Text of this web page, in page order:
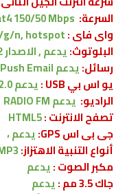
السرعة: 150/50 Mbps
واى فاى :g/n, hotspot
البلوتوث:يدعم , الاصدار
رسائل:يدعمEmail
يو اس بي USB :
يدعم
الراديو: يدعم RADIO FM
تصفح الانترنت :HTML5
جى بى اس GPS:
يدعم ،
أنواع التنبية الاهتزاز:
مكبر الصوت :يدعم
جاك 3.5 مم :
يدعم